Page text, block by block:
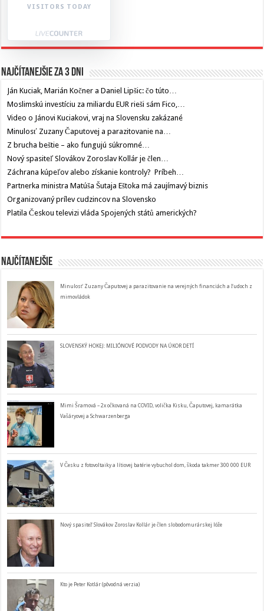
VISITORS TODAY
Najčítanejšie za 3 dni
Ján Kuciak, Marián Kočner a Daniel Lipšic: čo túto…
Moslimskú investíciu za miliardu EUR rieši sám Fico,…
Video o Jánovi Kuciakovi, vraj na Slovensku zakázané
Minulosť Zuzany Čaputovej a parazitovanie na…
Z brucha beštie – ako fungujú súkromné…
Nový spasiteľ Slovákov Zoroslav Kollár je člen…
Záchrana kúpeľov alebo získanie kontroly? Príbeh…
Partnerka ministra Matúša Šutaja Eštoka má zaujímavý biznis
Organizovaný prílev cudzincov na Slovensko
Platila Českou televizi vláda Spojených států amerických?
Najčítanejšie
Minulosť Zuzany Čaputovej a parazitovanie na verejných financiách a ľudoch z
mimovládok
SLOVENSKÝ HOKEJ: MILIÓNOVÉ PODVODY NA ÚKOR DETÍ
Mimi Šramová – 2x očkovaná na COVID, volička Kisku, Čaputovej, kamarátka
Vašáryovej a Schwarzenberga
V Česku z fotovoltaiky a lítiovej batérie vybuchol dom, škoda takmer 300 000 EUR
Nový spasiteľ Slovákov Zoroslav Kollár je člen slobodomurárskej lóže
Kto je Peter Kotlár (pôvodná verzia)